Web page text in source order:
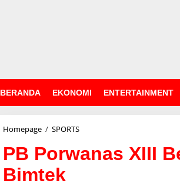
BERANDA EKONOMI ENTERTAINMENT
Homepage / SPORTS
P
o
PB Porwanas XIII
Bimtek